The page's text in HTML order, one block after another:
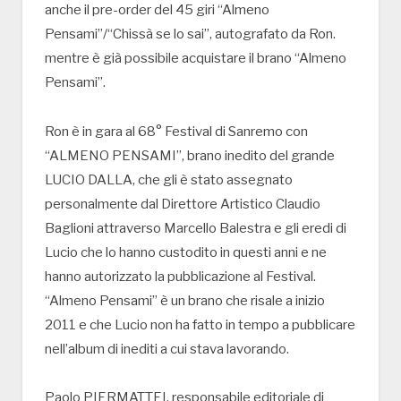
anche il pre-order del 45 giri “Almeno
Pensami”/“Chissà se lo sai”, autografato da Ron.
mentre è già possibile acquistare il brano “Almeno
Pensami”.
Ron è in gara al 68° Festival di Sanremo con
“ALMENO PENSAMI”, brano inedito del grande
LUCIO DALLA, che gli è stato assegnato
personalmente dal Direttore Artistico Claudio
Baglioni attraverso Marcello Balestra e gli eredi di
Lucio che lo hanno custodito in questi anni e ne
hanno autorizzato la pubblicazione al Festival.
“Almeno Pensami” è un brano che risale a inizio
2011 e che Lucio non ha fatto in tempo a pubblicare
nell’album di inediti a cui stava lavorando.